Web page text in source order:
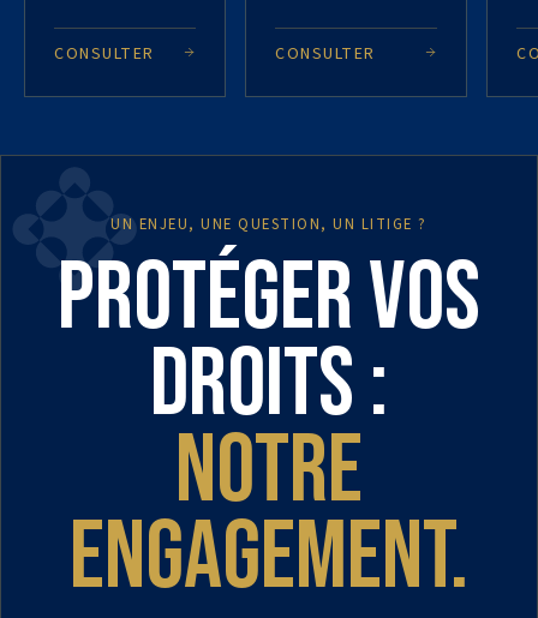
CONSULTER CONSULTER
UN ENJEU, UNE QUESTION, UN LITIGE ?
Protéger vos
droits :
notre
engagement.